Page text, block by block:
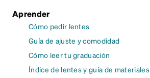
Aprender
Cómo pedir lentes
Guía de ajuste y comodidad
Cómo leer tu graduación
Índice de lentes y guía de materiales